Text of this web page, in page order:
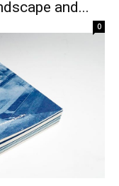
and...
0